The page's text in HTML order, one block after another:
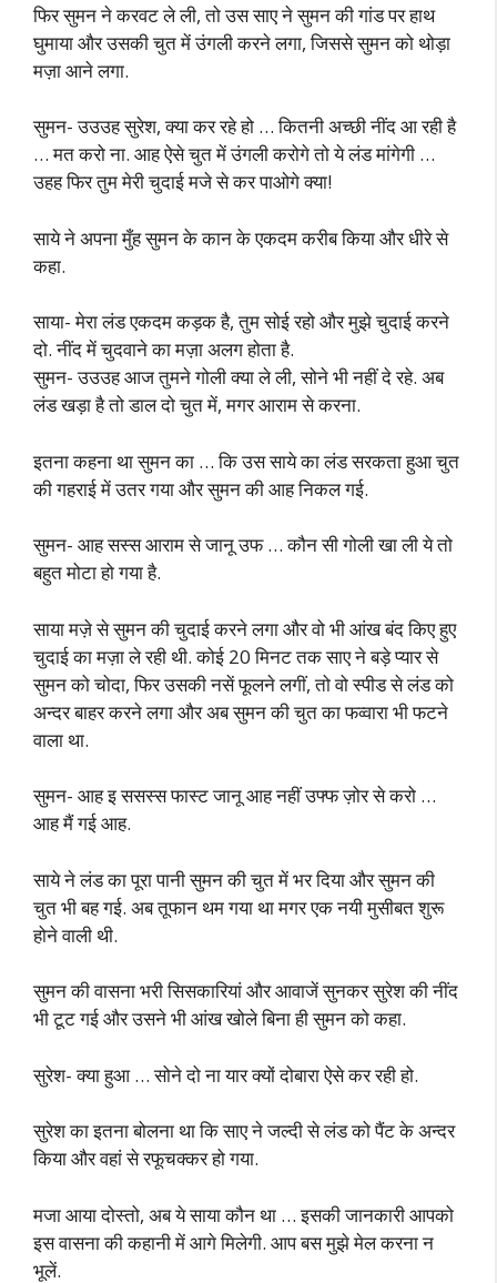
फिर सुमन ने करवट ले ली, तो उस साए ने सुमन की गांड पर हाथ
घुमाया और उसकी चुत में उंगली करने लगा, जिससे सुमन को थोड़ा
मज़ा आने लगा.
सुमन- उउउह सुरेश, क्या कर रहे हो … कितनी अच्छी नींद आ रही है
… मत करो ना. आह ऐसे चुत में उंगली करोगे तो ये लंड मांगेगी …
उहह फिर तुम मेरी चुदाई मजे से कर पाओगे क्या!
साये ने अपना मुँह सुमन के कान के एकदम करीब किया और धीरे से
कहा.
साया- मेरा लंड एकदम कड़क है, तुम सोई रहो और मुझे चुदाई करने
दो. नींद में चुदवाने का मज़ा अलग होता है.
सुमन- उउउह आज तुमने गोली क्या ले ली, सोने भी नहीं दे रहे. अब
लंड खड़ा है तो डाल दो चुत में, मगर आराम से करना.
इतना कहना था सुमन का … कि उस साये का लंड सरकता हुआ चुत
की गहराई में उतर गया और सुमन की आह निकल गई.
सुमन- आह सस्स आराम से जानू उफ … कौन सी गोली खा ली ये तो
बहुत मोटा हो गया है.
साया मज़े से सुमन की चुदाई करने लगा और वो भी आंख बंद किए हुए
चुदाई का मज़ा ले रही थी. कोई 20 मिनट तक साए ने बड़े प्यार से
सुमन को चोदा, फिर उसकी नसें फूलने लगीं, तो वो स्पीड से लंड को
अन्दर बाहर करने लगा और अब सुमन की चुत का फव्वारा भी फटने
वाला था.
सुमन- आह इ ससस्स फास्ट जानू आह नहीं उफ्फ ज़ोर से करो …
आह मैं गई आह.
साये ने लंड का पूरा पानी सुमन की चुत में भर दिया और सुमन की
चुत भी बह गई. अब तूफान थम गया था मगर एक नयी मुसीबत शुरू
होने वाली थी.
सुमन की वासना भरी सिसकारियां और आवाजें सुनकर सुरेश की नींद
भी टूट गई और उसने भी आंख खोले बिना ही सुमन को कहा.
सुरेश- क्या हुआ … सोने दो ना यार क्यों दोबारा ऐसे कर रही हो.
सुरेश का इतना बोलना था कि साए ने जल्दी से लंड को पैंट के अन्दर
किया और वहां से रफूचक्कर हो गया.
मजा आया दोस्तो, अब ये साया कौन था … इसकी जानकारी आपको
इस वासना की कहानी में आगे मिलेगी. आप बस मुझे मेल करना न
भूलें.